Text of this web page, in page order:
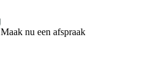
Maak nu een afspraak